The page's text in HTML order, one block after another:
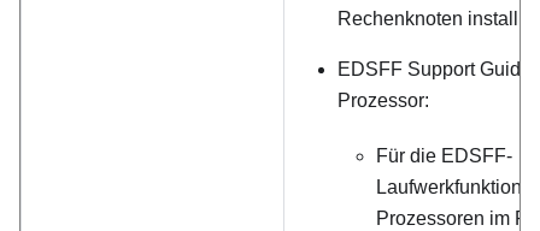
Rechenknoten
EDSFF Support Guide
Prozessor:
Für die EDSFF-
Laufwerkfunktion
Prozessoren im